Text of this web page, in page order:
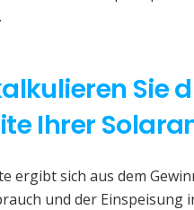
Sie
Ihrer
ergibt sich aus dem
und der Einspeisung